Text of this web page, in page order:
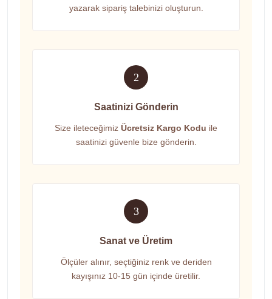
yazarak sipariş talebinizi oluşturun.
2
Saatinizi Gönderin
Size ileteceğimiz Ücretsiz Kargo Kodu ile
saatinizi güvenle bize gönderin.
3
Sanat ve Üretim
Ölçüler alınır, seçtiğiniz renk ve deriden
kayışınız 10-15 gün içinde üretilir.